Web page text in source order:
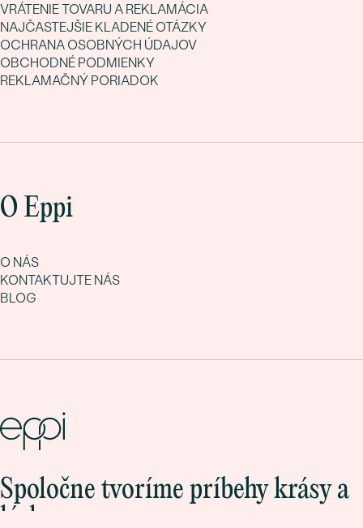
VRÁTENIE TOVARU A REKLAMÁCIA
NAJČASTEJŠIE KLADENÉ OTÁZKY
OCHRANA OSOBNÝCH ÚDAJOV
OBCHODNÉ PODMIENKY
REKLAMAČNÝ PORIADOK
O Eppi
O NÁS
KONTAKTUJTE NÁS
BLOG
Spoločne tvoríme príbehy krásy a
lásky